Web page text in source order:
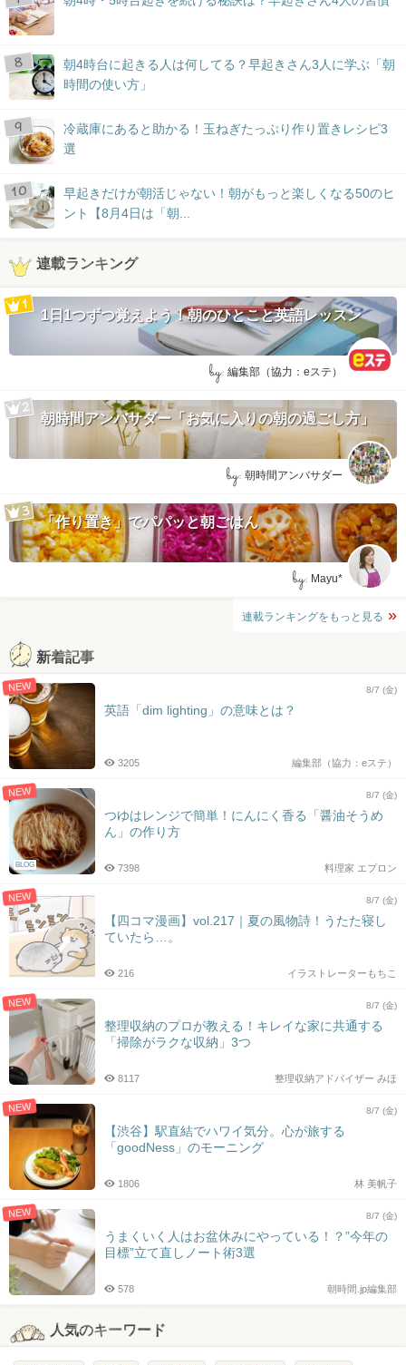
朝4時台に起きる人は何してる？早起きさん3人に学ぶ「朝
時間の使い方」
冷蔵庫にあると助かる！玉ねぎたっぷり作り置きレシピ3
選
早起きだけが朝活じゃない！朝がもっと楽しくなる50のヒ
ント【8月4日は「朝...
連載ランキング
1日1つずつ覚えよう！朝のひとこと英語レッスン
by: 編集部（協力：eステ）
朝時間アンバサダー「お気に入りの朝の過ごし方」
by: 朝時間アンバサダー
「作り置き」でパパッと朝ごはん
by: Mayu*
連載ランキングをもっと見る
新着記事
NEW 8/7 (金)
英語「dim lighting」の意味とは？
編集部（協力：eステ）
3205
NEW
BLOG
8/7 (金)
つゆはレンジで簡単！にんにく香る「醤油そうめ
ん」の作り方
料理家 エプロン
7398
NEW 8/7 (金)
【四コマ漫画】vol.217｜夏の風物詩！うたた寝し
ていたら…。
イラストレーターもちこ
216
NEW 8/7 (金)
整理収納のプロが教える！キレイな家に共通する
「掃除がラクな収納」3つ
整理収納アドバイザー みほ
8117
NEW 8/7 (金)
【渋谷】駅直結でハワイ気分。心が旅する
「goodNess」のモーニング
林 美帆子
1806
NEW 8/7 (金)
うまくいく人はお盆休みにやっている！？”今年の
目標”立て直しノート術3選
朝時間.jp編集部
578
人気のキーワード